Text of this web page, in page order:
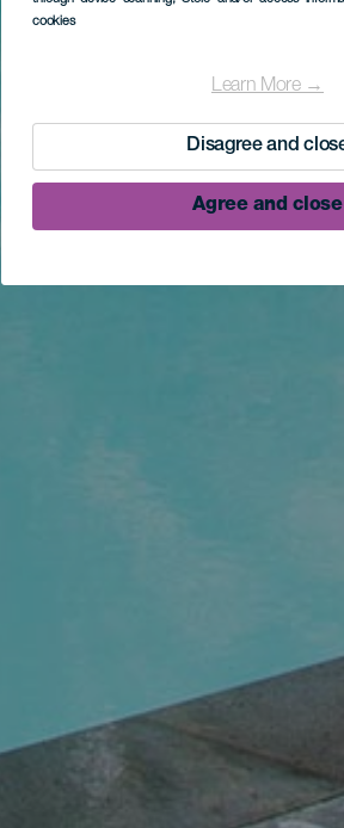
cookies
Learn More →
Disagree and
Agree and close